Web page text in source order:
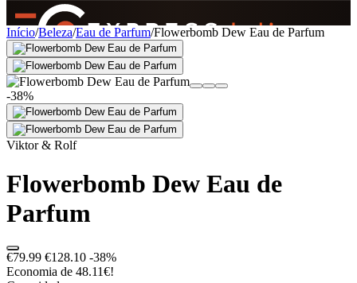
SINCE 2005
+de 36.000 reviews
Início/Beleza/Eau de Parfum/Flowerbomb Dew Eau de Parfum
-38%
Viktor & Rolf
Flowerbomb Dew Eau de
Parfum
€79.99 €128.10 -38%
Economia de 48.11€!